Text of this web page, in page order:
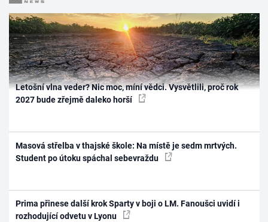
Letošní vlna veder? Nic moc, míní vědci. Vysvětlili, proč rok
2027 bude zřejmě daleko horší
Masová střelba v thajské škole: Na místě je sedm mrtvých.
Student po útoku spáchal sebevraždu
Prima přinese další krok Sparty v boji o LM. Fanoušci uvidí i
rozhodující odvetu v Lyonu